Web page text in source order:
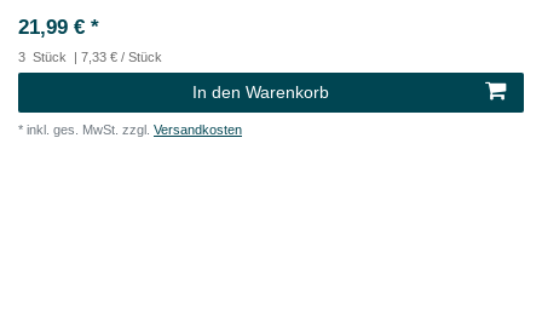
21,99 € *
3 Stück | 7,33 € / Stück
In den Warenkorb
* inkl. ges. MwSt. zzgl. Versandkosten